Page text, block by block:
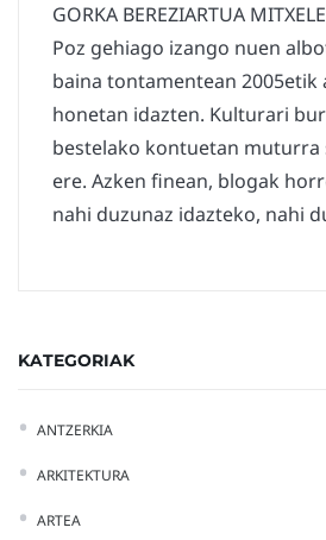
GORKA BEREZIARTUA
Poz gehiago izango nuen
baina tontamentean 2005etik
honetan idazten. Kulturari
bestelako kontuetan muturra
ere. Azken finean, blogak
nahi duzunaz idazteko, nahi
KATEGORIAK
ANTZERKIA
ARKITEKTURA
ARTEA